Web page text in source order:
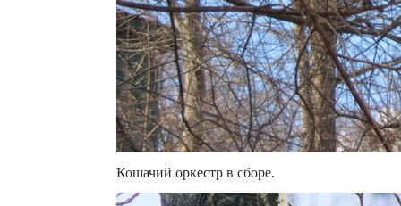
Кошачий оркестр в сборе.